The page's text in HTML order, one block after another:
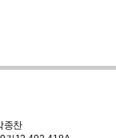
종찬